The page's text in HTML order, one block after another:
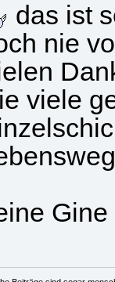
das ist
nie
viele
Gine